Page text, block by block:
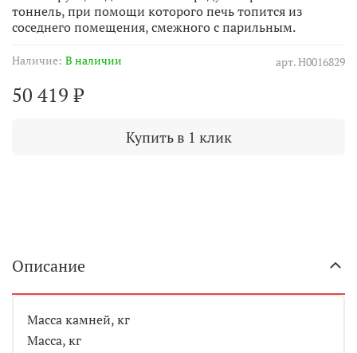
арт.Н0016829
Наличие: В наличии
50 419 ₽
Купить в 1 клик
тоннель, при помощи которого печь топится из
соседнего помещения, смежного с парильным.
Описание
Масса камней, кг
Масса, кг